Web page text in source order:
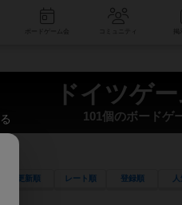
コミュ
ドイツゲ
101個のボードゲ
更新順 レート順 登録順